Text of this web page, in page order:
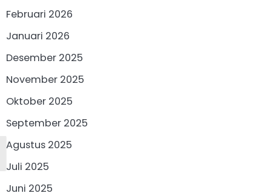
Februari 2026
Januari 2026
Desember 2025
November 2025
Oktober 2025
September 2025
Agustus 2025
Juli 2025
Juni 2025